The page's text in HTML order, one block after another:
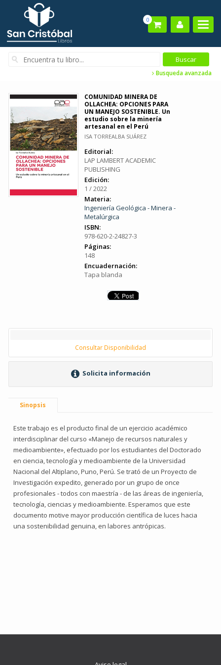
0
Busqueda avanzada
COMUNIDAD MINERA DE
OLLACHEA: OPCIONES PARA
UN MANEJO SOSTENIBLE. Un
estudio sobre la minería
artesanal en el Perú
ISA TORREALBA SUÁREZ
Editorial:
LAP LAMBERT ACADEMIC
PUBLISHING
Edición:
1 / 2022
Materia:
Ingeniería Geológica - Minera -
Metalúrgica
ISBN:
978-620-2-24827-3
Páginas:
148
Encuadernación:
Tapa blanda
Consultar Disponibilidad
Solicita información
Sinopsis
Este trabajo es el producto final de un ejercicio académico
interdisciplinar del curso «Manejo de recursos naturales y
medioambiente», efectuado por los estudiantes del Doctorado
en ciencia, tecnología y medioambiente de la Universidad
Nacional del Altiplano, Puno, Perú. Se trató de un Proyecto de
Investigación expedito, generado por un grupo de once
profesionales - todos con maestría - de las áreas de ingeniería,
tecnología, ciencias y medioambiente. Esperamos que este
documento motive mayor producción científica de luces hacia
una sostenibilidad genuina, en labores antrópicas.